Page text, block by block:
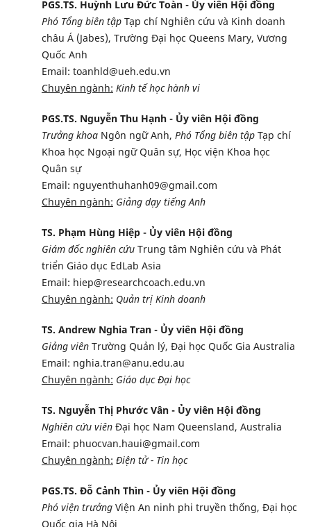
PGS.TS. Huỳnh Lưu Đức Toàn - Ủy viên Hội đồng
Phó Tổng biên tậpTạp chí Nghiên cứu và Kinh doanh
châu Á (Jabes), Trường Đại học Queens Mary, Vương
Quốc Anh
Email: toanhld@ueh.edu.vn
Chuyên ngành: Kinh tế học hành vi
PGS.TS. Nguyễn Thu Hạnh - Ủy viên Hội đồng
Trưởng khoaNgôn ngữ Anh, Phó Tổng biên tậpTạp chí
Khoa học Ngoại ngữ Quân sự, Học viện Khoa học
Quân sự
Email: nguyenthuhanh09@gmail.com
Chuyên ngành: Giảng dạy tiếng Anh
TS. Phạm Hùng Hiệp - Ủy viên Hội đồng
Giám đốc nghiên cứuTrung tâm Nghiên cứu và Phát
triển Giáo dục EdLab Asia
Email: hiep@researchcoach.edu.vn
Chuyên ngành: Quản trị Kinh doanh
TS. Andrew Nghia Tran - Ủy viên Hội đồng
Giảng viênTrường Quản lý, Đại học Quốc Gia Australia
Email: nghia.tran@anu.edu.au
Chuyên ngành: Giáo dục Đại học
TS. Nguyễn Thị Phước Vân - Ủy viên Hội đồng
Nghiên cứu viênĐại học Nam Queensland, Australia
Email: phuocvan.haui@gmail.com
Chuyên ngành: Điện tử - Tin học
PGS.TS. Đỗ Cảnh Thìn - Ủy viên Hội đồng
Phó viện trưởngViện An ninh phi truyền thống, Đại học
Quốc gia Hà Nội